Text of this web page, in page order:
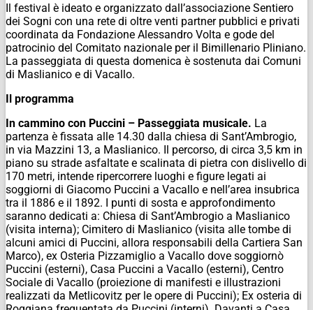
Il festival è ideato e organizzato dall’associazione Sentiero
dei Sogni con una rete di oltre venti partner pubblici e privati
coordinata da Fondazione Alessandro Volta e gode del
patrocinio del Comitato nazionale per il Bimillenario Pliniano.
La passeggiata di questa domenica è sostenuta dai Comuni
di Maslianico e di Vacallo.
Il programma
In cammino con Puccini – Passeggiata musicale. La
partenza è fissata alle 14.30 dalla chiesa di Sant’Ambrogio,
in via Mazzini 13, a Maslianico. Il percorso, di circa 3,5 km in
piano su strade asfaltate e scalinata di pietra con dislivello di
170 metri, intende ripercorrere luoghi e figure legati ai
soggiorni di Giacomo Puccini a Vacallo e nell’area insubrica
tra il 1886 e il 1892. I punti di sosta e approfondimento
saranno dedicati a: Chiesa di Sant’Ambrogio a Maslianico
(visita interna); Cimitero di Maslianico (visita alle tombe di
alcuni amici di Puccini, allora responsabili della Cartiera San
Marco), ex Osteria Pizzamiglio a Vacallo dove soggiornò
Puccini (esterni), Casa Puccini a Vacallo (esterni), Centro
Sociale di Vacallo (proiezione di manifesti e illustrazioni
realizzati da Metlicovitz per le opere di Puccini); Ex osteria di